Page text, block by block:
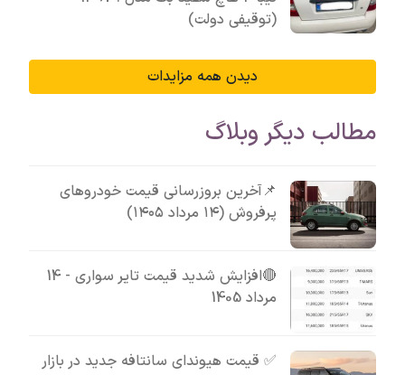
(توقیفی دولت)
دیدن همه مزایدات
مطالب دیگر وبلاگ
📌آخرین بروزرسانی قیمت خودروهای
پرفروش (۱۴ مرداد ۱۴۰۵)
🔴افزایش شدید قیمت تایر سواری - 14
مرداد 1405
✅ قیمت هیوندای سانتافه جدید در بازار